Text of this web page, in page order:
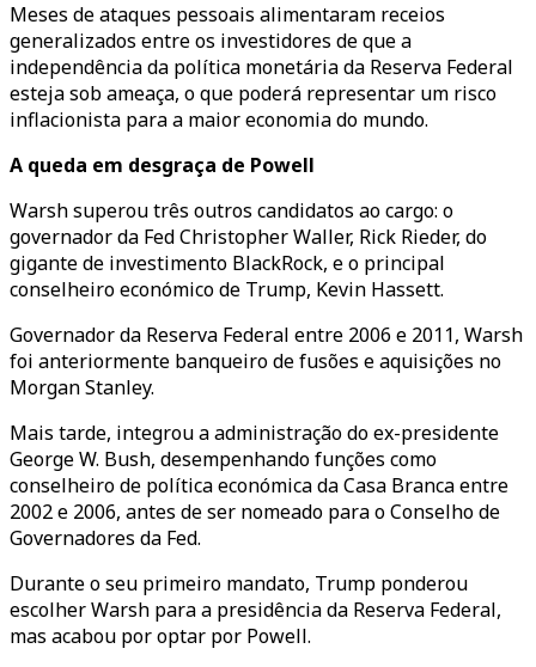
Meses de ataques pessoais alimentaram receios
generalizados entre os investidores de que a
independência da política monetária da Reserva Federal
esteja sob ameaça, o que poderá representar um risco
inflacionista para a maior economia do mundo.
A queda em desgraça de Powell
Warsh superou três outros candidatos ao cargo: o
governador da Fed Christopher Waller, Rick Rieder, do
gigante de investimento BlackRock, e o principal
conselheiro económico de Trump, Kevin Hassett.
Governador da Reserva Federal entre 2006 e 2011, Warsh
foi anteriormente banqueiro de fusões e aquisições no
Morgan Stanley.
Mais tarde, integrou a administração do ex-presidente
George W. Bush, desempenhando funções como
conselheiro de política económica da Casa Branca entre
2002 e 2006, antes de ser nomeado para o Conselho de
Governadores da Fed.
Durante o seu primeiro mandato, Trump ponderou
escolher Warsh para a presidência da Reserva Federal,
mas acabou por optar por Powell.